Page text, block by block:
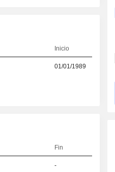
Inicio
01/01/1989
Fin
-